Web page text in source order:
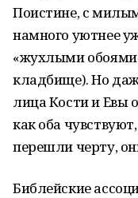
Поистине, с
намного уютнее
«жухлыми
кладбище). Но
лица Кости и Евы
как оба
перешли черту,
Библейские